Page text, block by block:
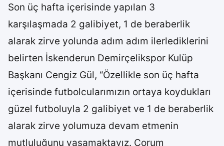
Son üç hafta içerisinde yapılan 3
karşılaşmada 2 galibiyet, 1 de beraberlik
alarak zirve yolunda adım adım ilerlediklerini
belirten İskenderun Demirçelikspor Kulüp
Başkanı Cengiz Gül, “Özellikle son üç hafta
içerisinde futbolcularımızın ortaya koydukları
güzel futboluyla 2 galibiyet ve 1 de beraberlik
alarak zirve yolumuza devam etmenin
mutluluğunu yaşamaktayız. Çorum